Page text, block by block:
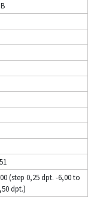
(step 0,25 dpt. -6,00 to
dpt.)